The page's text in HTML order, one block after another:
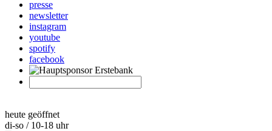
presse
newsletter
instagram
youtube
spotify
facebook
heute geöffnet
di-so / 10-18 uhr